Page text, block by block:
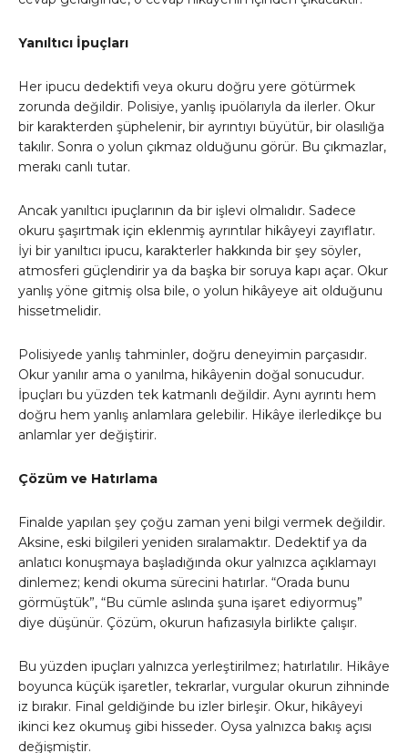
Yanıltıcı İpuçları
Her ipucu dedektifi veya okuru doğru yere götürmek
zorunda değildir. Polisiye, yanlış ipuölarıyla da ilerler. Okur
bir karakterden şüphelenir, bir ayrıntıyı büyütür, bir olasılığa
takılır. Sonra o yolun çıkmaz olduğunu görür. Bu çıkmazlar,
merakı canlı tutar.
Ancak yanıltıcı ipuçlarının da bir işlevi olmalıdır. Sadece
okuru şaşırtmak için eklenmiş ayrıntılar hikâyeyi zayıflatır.
İyi bir yanıltıcı ipucu, karakterler hakkında bir şey söyler,
atmosferi güçlendirir ya da başka bir soruya kapı açar. Okur
yanlış yöne gitmiş olsa bile, o yolun hikâyeye ait olduğunu
hissetmelidir.
Polisiyede yanlış tahminler, doğru deneyimin parçasıdır.
Okur yanılır ama o yanılma, hikâyenin doğal sonucudur.
İpuçları bu yüzden tek katmanlı değildir. Aynı ayrıntı hem
doğru hem yanlış anlamlara gelebilir. Hikâye ilerledikçe bu
anlamlar yer değiştirir.
Çözüm ve Hatırlama
Finalde yapılan şey çoğu zaman yeni bilgi vermek değildir.
Aksine, eski bilgileri yeniden sıralamaktır. Dedektif ya da
anlatıcı konuşmaya başladığında okur yalnızca açıklamayı
dinlemez; kendi okuma sürecini hatırlar. “Orada bunu
görmüştük”, “Bu cümle aslında şuna işaret ediyormuş”
diye düşünür. Çözüm, okurun hafızasıyla birlikte çalışır.
Bu yüzden ipuçları yalnızca yerleştirilmez; hatırlatılır. Hikâye
boyunca küçük işaretler, tekrarlar, vurgular okurun zihninde
iz bırakır. Final geldiğinde bu izler birleşir. Okur, hikâyeyi
ikinci kez okumuş gibi hisseder. Oysa yalnızca bakış açısı
değişmiştir.